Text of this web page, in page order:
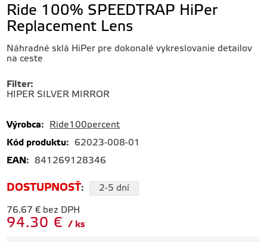
Ride 100% SPEEDTRAP HiPer
Replacement Lens
Náhradné sklá HiPer pre dokonalé vykreslovanie detailov
na ceste
Filter:
HIPER SILVER MIRROR
Výrobca: Ride100percent
Kód produktu: 62023-008-01
EAN : 841269128346
DOSTUPNOSŤ: 2-5 dní
76.67 € bez DPH
94.30 € ks